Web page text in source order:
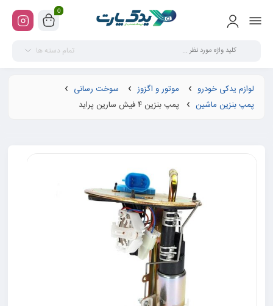
0
تمام دسته ها
لوازم یدکی خودرو موتور و اگزوز
سوخت رسانی
پمپ بنزین ماشین
پمپ بنزین ۴ فیش سارین پراید